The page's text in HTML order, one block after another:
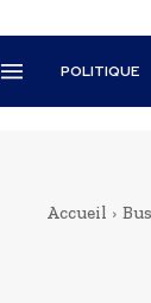
POLITIQUE
Accueil